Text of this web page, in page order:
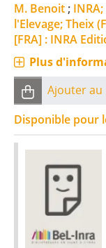
M. Benoit;
l'Elevage; Theix
[FRA] : INRA
Plus
Ajouter au
Disponible pour